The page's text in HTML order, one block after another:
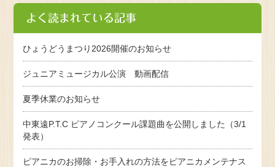
よく読まれている記事
ひょうどうまつり2026開催のお知らせ
ジュニアミュージカル公演 動画配信
夏季休業のお知らせ
中東遠P.T.C ピアノコンクール課題曲を公開しました（3/1
発表）
ピアニカのお掃除・お手入れの方法をピアニカメンテナス